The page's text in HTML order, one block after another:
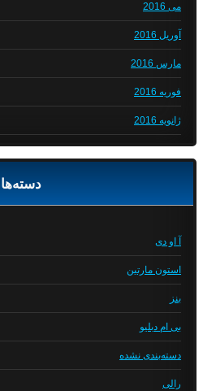
می 2016
آوریل 2016
مارس 2016
فوریه 2016
ژانویه 2016
دسته‌ها
آ او دی
استون مارتین
بنز
بی ام دبلیو
دسته‌بندی نشده
رالی